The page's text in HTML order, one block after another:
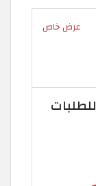
عرض خاص